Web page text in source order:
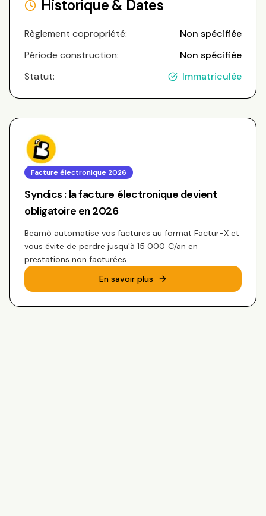
Historique & Dates
Règlement copropriété:
Non spécifiée
Période construction:
Non spécifiée
Statut:
Immatriculée
Facture électronique 2026
Syndics : la facture électronique devient
obligatoire en 2026
Beamô automatise vos factures au format Factur-X et
vous évite de perdre jusqu'à 15 000 €/an en
prestations non facturées.
En savoir plus